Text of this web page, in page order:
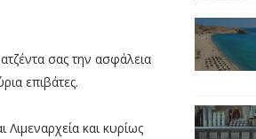
σας την ασφάλεια
επιβάτες.
και κυρίως